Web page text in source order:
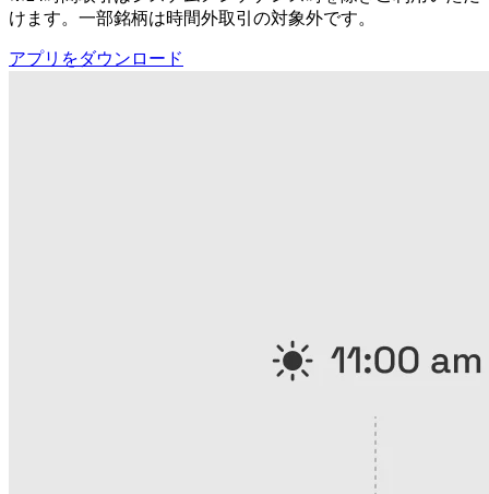
けます。一部銘柄は時間外取引の対象外です。
アプリをダウンロード